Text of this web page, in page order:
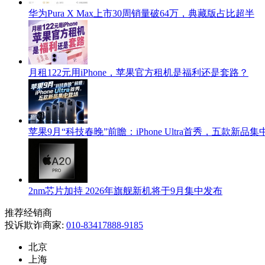
华为Pura X Max上市30周销量破64万，典藏版占比超半
月租122元用iPhone，苹果官方租机是福利还是套路？
苹果9月“科技春晚”前瞻：iPhone Ultra首秀，五款新品集
2nm芯片加持 2026年旗舰新机将于9月集中发布
推荐经销商
投诉欺诈商家: 010-83417888-9185
北京
上海